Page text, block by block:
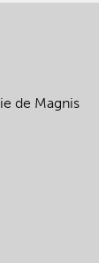
de Magnis